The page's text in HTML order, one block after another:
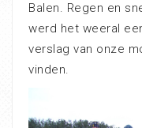
Balen. Regen en
werd het weeral
verslag van onze
vinden.